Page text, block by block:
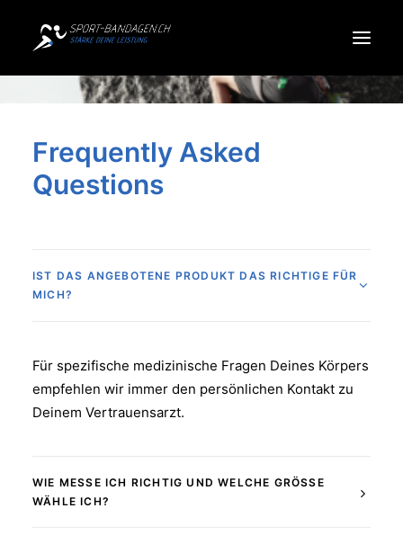
Sportarten
Über uns
Search
Frequently Asked
Questions
IST DAS ANGEBOTENE PRODUKT DAS RICHTIGE FÜR
MICH?
Für spezifische medizinische Fragen Deines Körpers
empfehlen wir immer den persönlichen Kontakt zu
Deinem Vertrauensarzt.
WIE MESSE ICH RICHTIG UND WELCHE GRÖSSE
WÄHLE ICH?